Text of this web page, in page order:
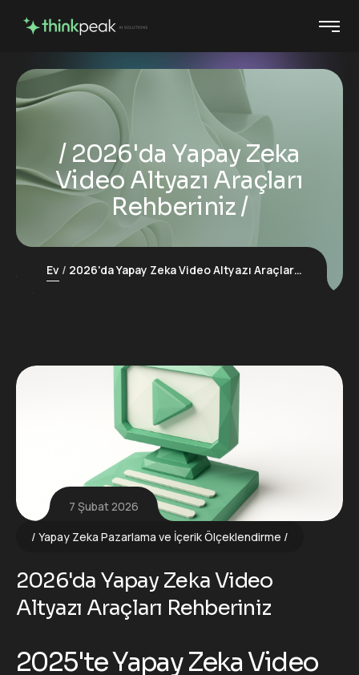
2026'da Yapay Zeka
Video Altyazı Araçları
Rehberiniz
Ev 2026'da Yapay Zeka Video Altyazı Araçları Rehberiniz
7 Şubat 2026
Yapay Zeka Pazarlama ve İçerik Ölçeklendirme
2026'da Yapay Zeka Video
Altyazı Araçları Rehberiniz
2025'te Yapay Zeka Video